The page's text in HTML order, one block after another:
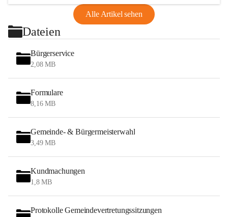
Alle Artikel sehen
Dateien
Bürgerservice
2,08 MB
Formulare
8,16 MB
Gemeinde- & Bürgermeisterwahl
3,49 MB
Kundmachungen
1,8 MB
Protokolle Gemeindevertretungssitzungen